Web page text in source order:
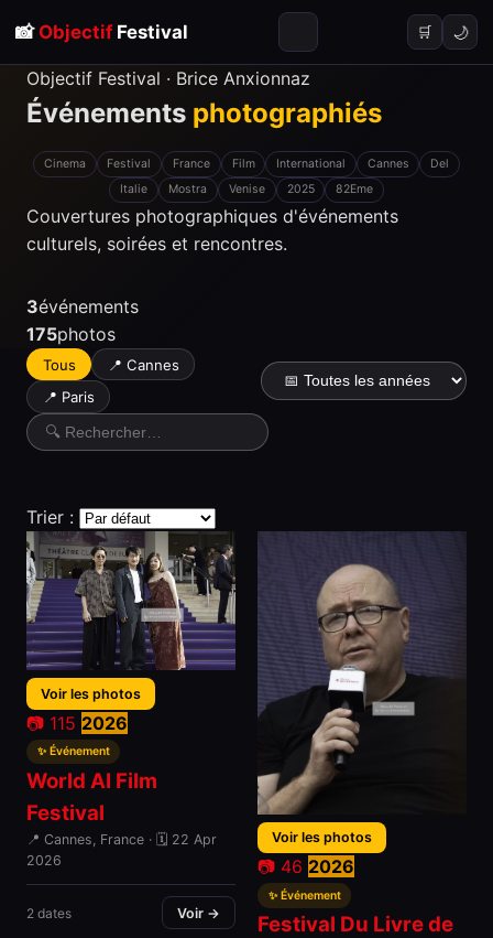
📸 ObjectifFestival 🛒 🌙
Objectif Festival · Brice Anxionnaz
Événements photographiés
Cinema Festival France Film International Cannes
Del
Italie
Mostra Venise 2025 82Eme
Couvertures photographiques d'événements
culturels, soirées et rencontres.
3événements
175photos
Tous
📍 Cannes
📍 Paris
Trier :
Voir les photos
📷 115 2026
✨ Événement
World AI Film
Festival
📍 Cannes, France · 🗓 22 Apr
2026
2 dates Voir →
Voir les photos
📷 46 2026
✨ Événement
Festival Du Livre de